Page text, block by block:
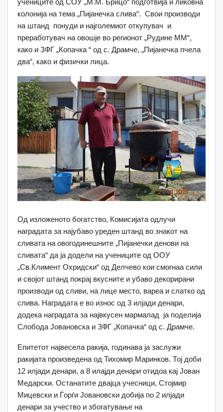
учениците од СОУ „М.М. Брицо“ подготвија и ликовна
колонија на тема „Пијанечка слива“. Свои производи
на штанд понуди и најголемиот откупувач и
преработувач на овошје во регионот „Рудине ММ“,
како и ЗФГ „Копачка “ од с. Драмче, „Пијанечка пчела
два“, како и физички лица.
Од изложеното богатство, Комисијата одлучи
наградата за најубаво уреден штанд во знакот на
сливата на овогодинешните „Пијанечки денови на
сливата“ да ја додели на учениците од ООУ
„Св.Климент Охридски“ од Делчево кои смогнаа сили
и својот штанд покрај вкусните и убаво декорирани
производи од сливи, на лице место, вареа и слатко од
слива. Наградата е во износ од 3 илјади денари,
додека наградата за највкусен мармалад ја поделија
Слобода Јовановска и ЗФГ „Копачка“ од с. Драмче.
Епитетот највесела ракија, годинава ја заслужи
ракијата произведена од Тихомир Маринков. Тој доби
12 илјади денари, а 8 илајди денари отидоа кај Јован
Медарски. Останатите двајца учесници, Стојмир
Мицевски и Ѓорѓи Јовановски добија по 2 илјади
денари за учество и збогатување на